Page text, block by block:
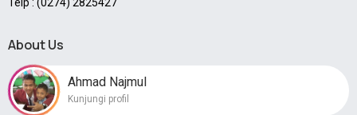
About Us
Ahmad Najmul
Kunjungi profil